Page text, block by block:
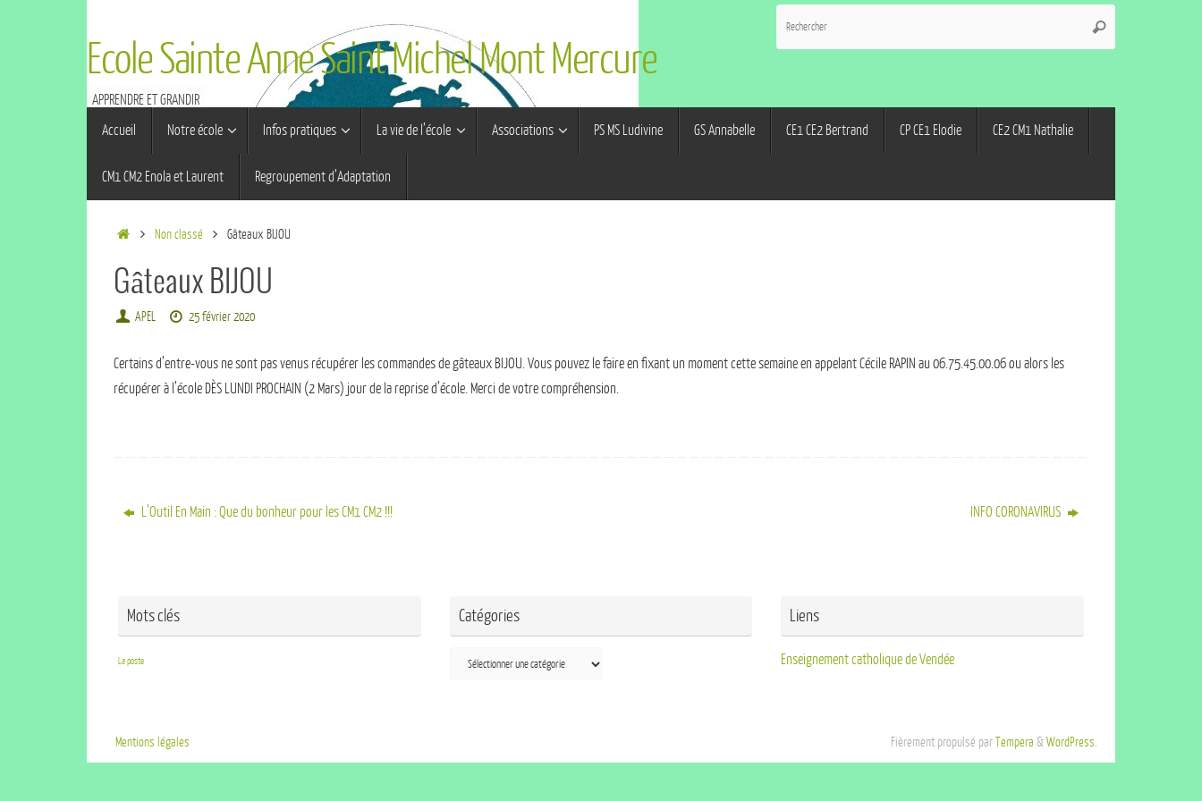
Ecole Sainte Anne Saint Michel Mont Mercure
APPRENDRE ET GRANDIR
Accueil
Notre école Infos pratiques La vie de l’école Associations PS MS Ludivine GS Annabelle CE1 CE2 Bertrand CP CE1 Elodie CE2 CM1 Nathalie
CM1 CM2 Enola et Laurent Regroupement d’Adaptation
Non classé Gâteaux BIJOU
Gâteaux BIJOU
APEL 25 février 2020
Certains d’entre-vous ne sont pas venus récupérer les commandes de gâteaux BIJOU. Vous pouvez le faire en fixant un moment cette semaine en appelant Cécile RAPIN au 06.75.45.00.06 ou alors les
récupérer à l’école DÈS LUNDI PROCHAIN (2 Mars) jour de la reprise d’école. Merci de votre compréhension.
L’Outil En Main : Que du bonheur pour les CM1 CM2 !!! INFO CORONAVIRUS
Mots clés
La poste
Catégories Liens
Enseignement catholique de Vendée
Mentions légales Fièrement propulsé parTempera &WordPress.